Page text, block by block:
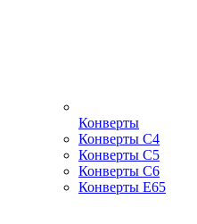
Конверты
Конверты С4
Конверты С5
Конверты С6
Конверты Е65